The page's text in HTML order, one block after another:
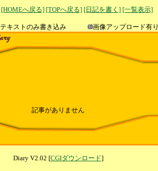
[HOMEへ戻る] [TOPへ戻る] [日記を書く] [一覧表示]
テキストのみ書き込み
画像アップロード有り
記事がありません
Diary V2.02 [CGIダウンロード]